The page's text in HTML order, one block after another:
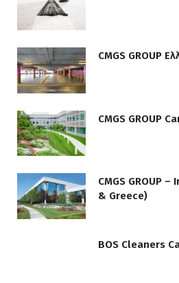
CMGS GROUP
CMGS GROUP
CMGS GROUP
& Greece)
BOS Cleaners